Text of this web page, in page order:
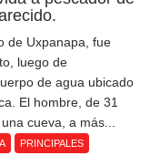
de Uxpanapa, fue
luego de
de agua ubicado
El hombre, de 31
cueva, a más...
PRINCIPALES